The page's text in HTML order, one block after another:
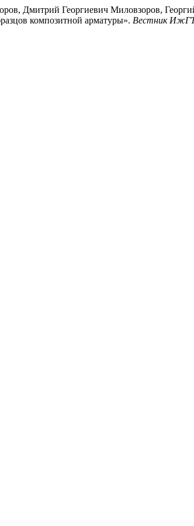
Дмитрий Георгиевич Миловзоров,
композитной арматуры». Вестник